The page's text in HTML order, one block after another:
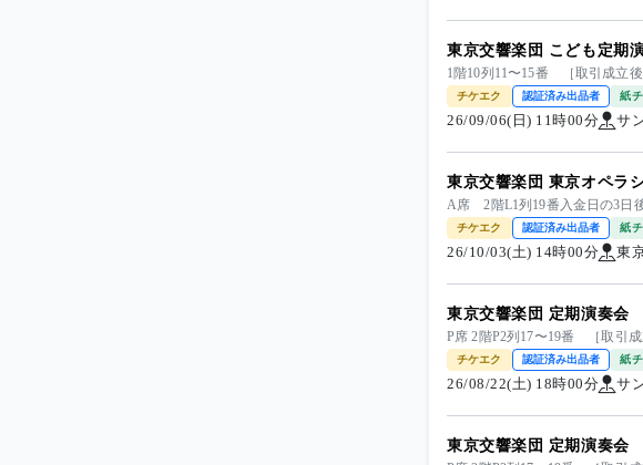
東京交響楽団 こども定期
1階10列11〜15番 ［取引成立
チケエク 認証済み出品者 紙
26/09/06(日) 11時00分 サ
東京交響楽団 東京オペラ
A席 2階L1列19番入金日の3日
チケエク 認証済み出品者 紙
26/10/03(土) 14時00分 東
東京交響楽団 定期演奏会
P席 2階P2列17〜19番 ［取引
チケエク 認証済み出品者 紙
26/08/22(土) 18時00分 サ
東京交響楽団 定期演奏会